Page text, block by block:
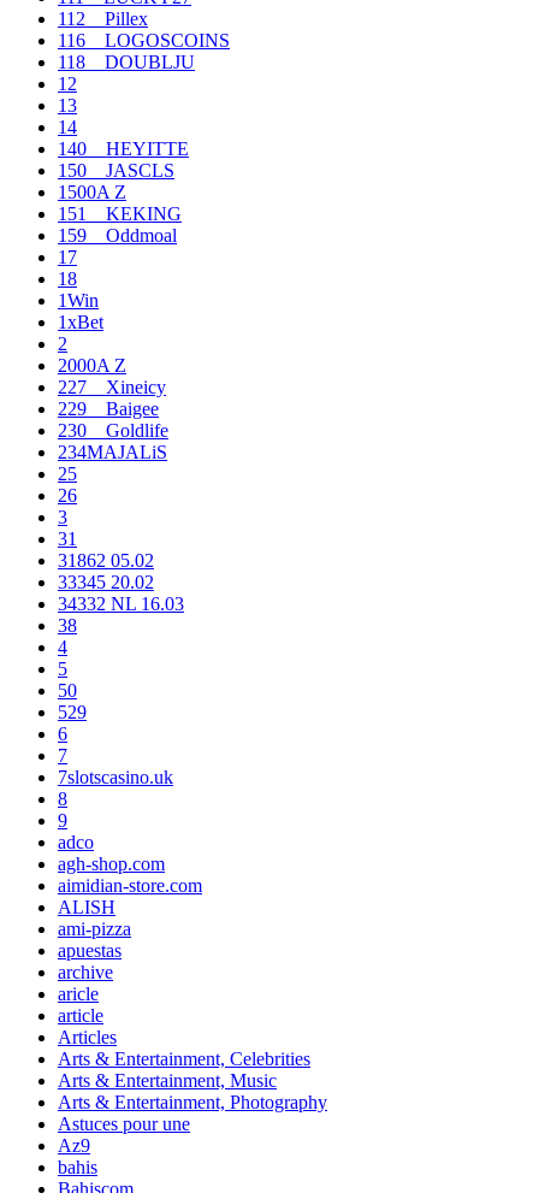
112__Pillex
116__LOGOSCOINS
118__DOUBLJU
12
13
14
140__HEYITTE
150__JASCLS
1500A Z
151__KEKING
159__Oddmoal
17
18
1Win
1xBet
2
2000A Z
227__Xineicy
229__Baigee
230__Goldlife
234MAJALiS
25
26
3
31
31862 05.02
33345 20.02
34332 NL 16.03
38
4
5
50
529
6
7
7slotscasino.uk
8
9
adco
agh-shop.com
aimidian-store.com
ALISH
ami-pizza
apuestas
archive
aricle
article
Articles
Arts & Entertainment, Celebrities
Arts & Entertainment, Music
Arts & Entertainment, Photography
Astuces pour une
Az9
bahis